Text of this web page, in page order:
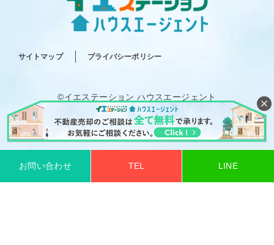
サイトマップ プライバシーポリシー
©イエステーション ハウスエージェント
All rights reserved.
お問い合わせ TEL LINE